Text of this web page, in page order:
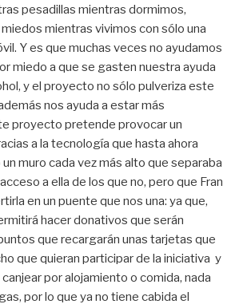
pesadillas mientras dormimos,
mientras vivimos con sólo una
Y es que muchas veces no ayudamos
miedo a que se gasten nuestra ayuda
y el proyecto no sólo pulveriza este
nos ayuda a estar más
proyecto pretende provocar un
a la tecnología que hasta ahora
muro cada vez más alto que separaba
a ella de los que no, pero que Fran
en un puente que nos una: ya que,
hacer donativos que serán
que recargarán unas tarjetas que
que quieran participar de la iniciativa y
por alojamiento o comida, nada
por lo que ya no tiene cabida el